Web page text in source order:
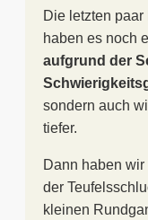
Die letzten
haben es noch
aufgrund der
sondern auch
tiefer.
Dann haben
der
kleinen